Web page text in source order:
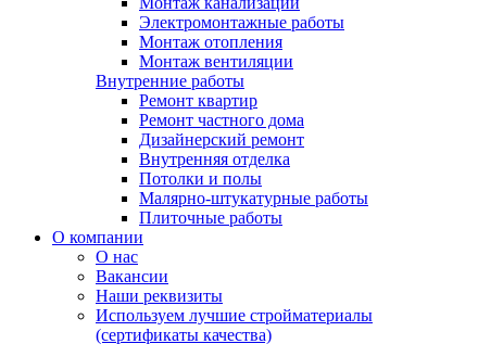
Электромонтажные работы
Монтаж отопления
Монтаж вентиляции
Внутренние работы
Ремонт квартир
Ремонт частного дома
Дизайнерский ремонт
Внутренняя отделка
Потолки и полы
Малярно-штукатурные работы
Плиточные работы
О компании
О нас
Вакансии
Наши реквизиты
Используем лучшие стройматериалы
(сертификаты качества)